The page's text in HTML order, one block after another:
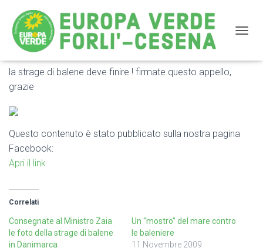
la strage di balene deve finire ! firmate questo appello,
la strage di balene deve finire ! firmate questo appello,
grazie
Questo contenuto è stato pubblicato sulla nostra pagina
Facebook:
Apri il link
Correlati
Consegnate al Ministro Zaia
le foto della strage di balene
in Danimarca
Un “mostro” del mare contro
le baleniere
11 Novembre 2009